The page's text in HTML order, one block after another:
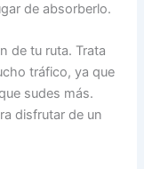
de absorberlo.
de tu ruta. Trata
tráfico, ya que
sudes más.
disfrutar de un